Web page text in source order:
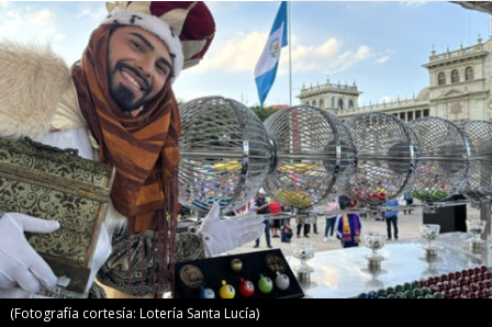
(Fotografía cortesía: Lotería Santa Lucía)